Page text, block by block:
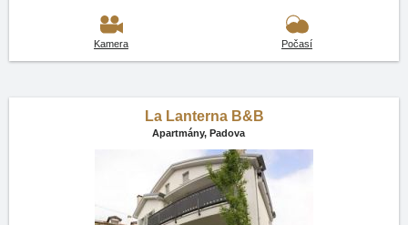
Kamera Počasí
La Lanterna B&B
Apartmány, Padova